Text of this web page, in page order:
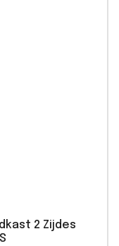
2 Zijdes